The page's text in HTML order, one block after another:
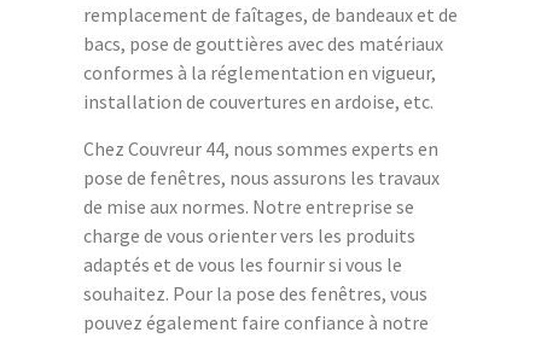
remplacement de faîtages, de bandeaux et de
bacs, pose de gouttières avec des matériaux
conformes à la réglementation en vigueur,
installation de couvertures en ardoise, etc.
Chez Couvreur 44, nous sommes experts en
pose de fenêtres, nous assurons les travaux
de mise aux normes. Notre entreprise se
charge de vous orienter vers les produits
adaptés et de vous les fournir si vous le
souhaitez. Pour la pose des fenêtres, vous
pouvez également faire confiance à notre